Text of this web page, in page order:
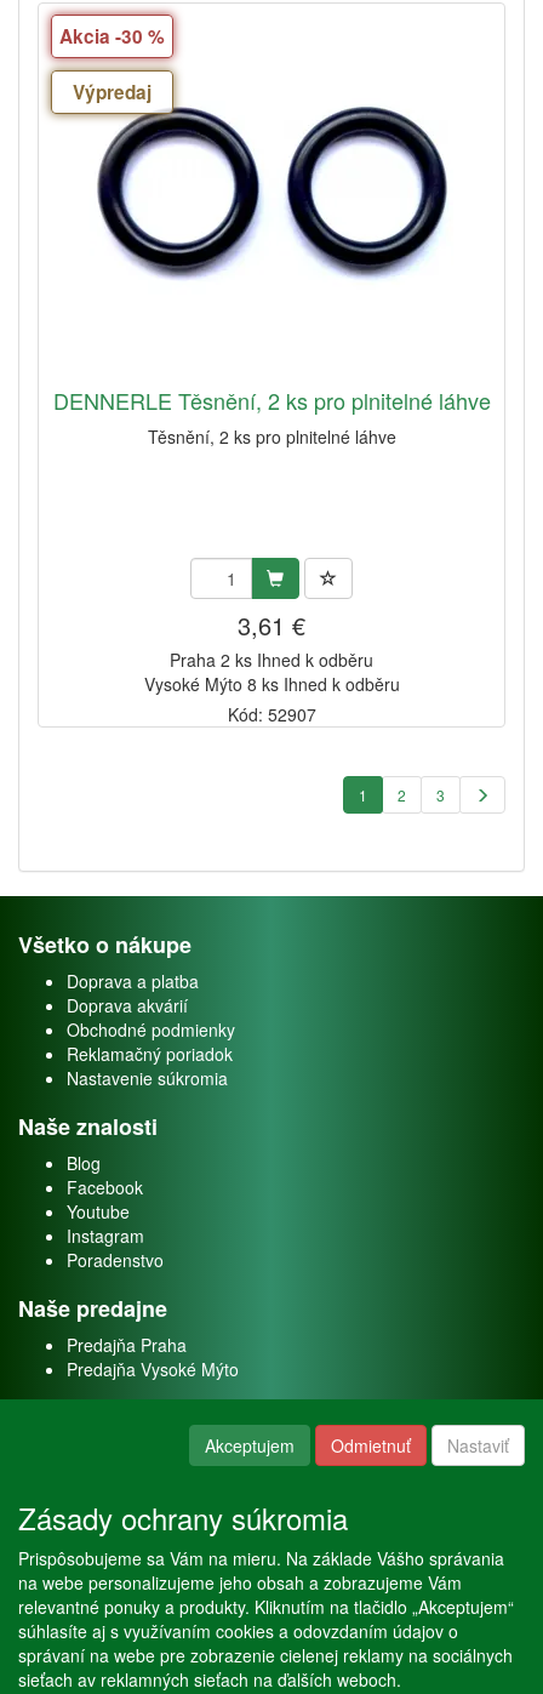
Akcia -30 %
Výpredaj
DENNERLE Těsnění, 2 ks pro plnitelné láhve
Těsnění, 2 ks pro plnitelné láhve
3,61 €
Praha 2 ks Ihned k odběru
Vysoké Mýto 8 ks Ihned k odběru
Kód: 52907
1 2 3
Všetko o nákupe
Doprava a platba
Doprava akvárií
Obchodné podmienky
Reklamačný poriadok
Nastavenie súkromia
Naše znalosti
Blog
Facebook
Youtube
Instagram
Poradenstvo
Naše predajne
Predajňa Praha
Predajňa Vysoké Mýto
Naše služby
Servis
Predaj akváriových rýb
Predaj akváriových rastlín
Akceptujem Odmietnuť Nastaviť
Zásady ochrany súkromia
Prispôsobujeme sa Vám na mieru. Na základe Vášho správania
na webe personalizujeme jeho obsah a zobrazujeme Vám
relevantné ponuky a produkty. Kliknutím na tlačidlo „Akceptujem“
súhlasíte aj s využívaním cookies a odovzdaním údajov o
správaní na webe pre zobrazenie cielenej reklamy na sociálnych
sieťach av reklamných sieťach na ďalších weboch.